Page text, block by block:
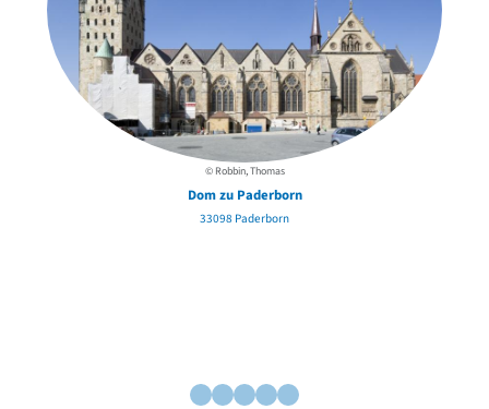
© Robbin, Thomas
Dom zu Paderborn
33098 Paderborn